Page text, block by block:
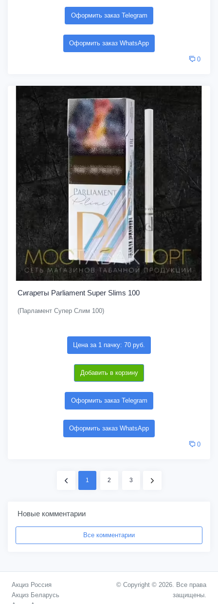
Оформить заказ Telegram
Оформить заказ WhatsApp
0
Сигареты Parliament Super Slims 100
(Парламент Супер Слим 100)
Цена за 1 пачку: 70 руб.
Добавить в корзину
Оформить заказ Telegram
Оформить заказ WhatsApp
0
1 2 3
Новые комментарии
Все комментарии
Акциз Россия
Акциз Беларусь
© Copyright © 2026. Все права
защищены.